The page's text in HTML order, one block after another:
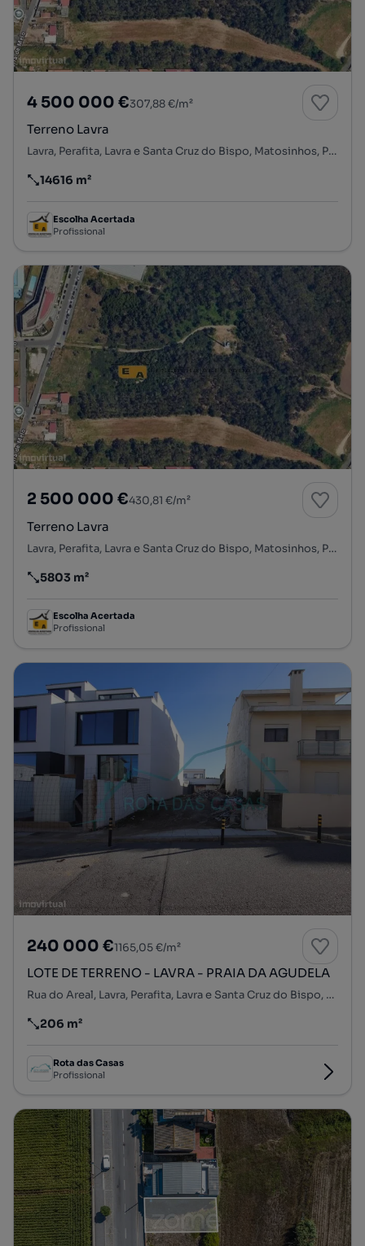
4 500 000 €307,88 €/m²
Terreno Lavra
Lavra, Perafita, Lavra e Santa Cruz do Bispo, Matosinhos, Porto
Preço por metro quadrado
14616 m²
Escolha Acertada
Profissional
2 500 000 €430,81 €/m²
Terreno Lavra
Lavra, Perafita, Lavra e Santa Cruz do Bispo, Matosinhos, Porto
Preço por metro quadrado
5803 m²
Escolha Acertada
Profissional
240 000 €1165,05 €/m²
LOTE DE TERRENO - LAVRA - PRAIA DA AGUDELA
Rua do Areal, Lavra, Perafita, Lavra e Santa Cruz do Bispo, Matosinhos, Porto
Preço por metro quadrado
206 m²
Rota das Casas
Profissional